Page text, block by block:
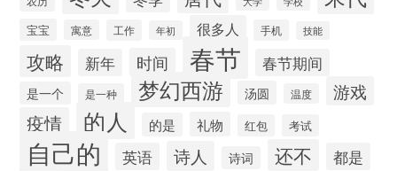
宝宝 寓意 工作 年初 很多人 手机 技能
攻略 新年 时间 春节 春节期间
是一个 是一种 梦幻西游 汤圆 温度 游戏
疫情 的人 的是 礼物 红包 考试
自己的 英语 诗人 诗词 还不 都是